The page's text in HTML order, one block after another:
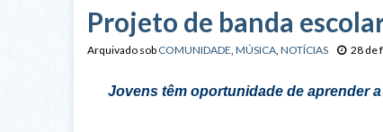
Projeto de banda
Arquivado sob COMUNIDADE, MÚSICA, NOTÍCIAS 28 de
Jovens têm oportunidade de